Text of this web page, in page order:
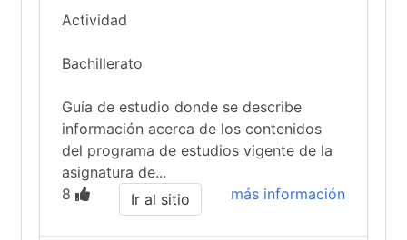
Actividad
Bachillerato
Guía de estudio donde se describe
información acerca de los contenidos
del programa de estudios vigente de la
asignatura de...
8
más información
Ir al sitio